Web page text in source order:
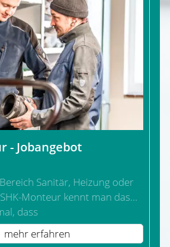
- Jobangebot
Sanitär, Heizung oder
Monteur kennt man das…
dass
mehr erfahren